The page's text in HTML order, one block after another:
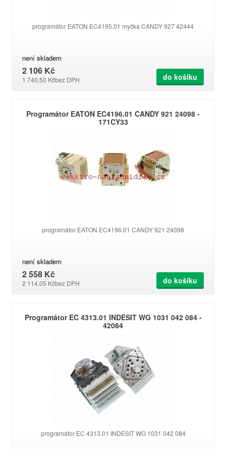
programátor EATON EC4195.01 myčka CANDY 927 42444
není skladem
2 106 Kč
1 740,50 Kčbez DPH do košíku
Programátor EATON EC4196.01 CANDY 921 24098 -
171CY33
programátor EATON EC4196.01 CANDY 921 24098
není skladem
2 558 Kč
2 114,05 Kčbez DPH do košíku
Programátor EC 4313.01 INDESIT WG 1031 042 084 -
42084
programátor EC 4313.01 INDESIT WG 1031 042 084